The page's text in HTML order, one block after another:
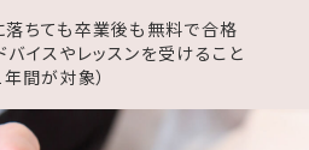
落ちても卒業後も無料で合格
イスやレッスンを受けること
間が対象）